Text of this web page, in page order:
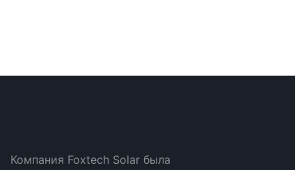
Компания Foxtech Solar была